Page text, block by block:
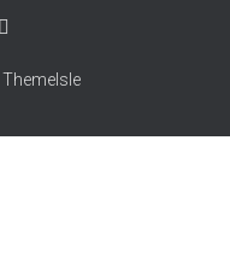
ThemeIsle